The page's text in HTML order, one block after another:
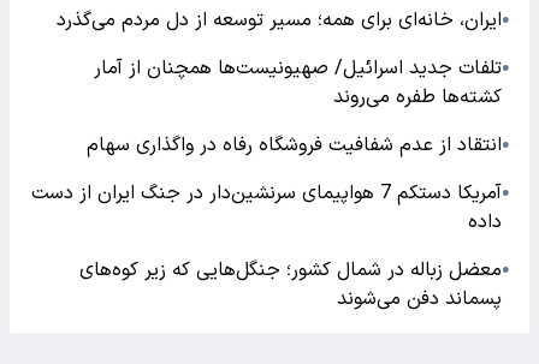
●ایران، خانه‌ای برای همه؛ مسیر توسعه از دل مردم می‌گذرد
●تلفات جدید اسرائیل/ صهیونیست‌ها همچنان از آمار
کشته‌ها طفره می‌روند
●انتقاد از عدم شفافیت فروشگاه رفاه در واگذاری سهام
●
آمریکا دستکم 7 هواپیمای سرنشین‌دار در جنگ ایران از دست
داده
●معضل زباله در شمال کشور؛ جنگل‌هایی که زیر کوه‌های
پسماند دفن می‌شوند